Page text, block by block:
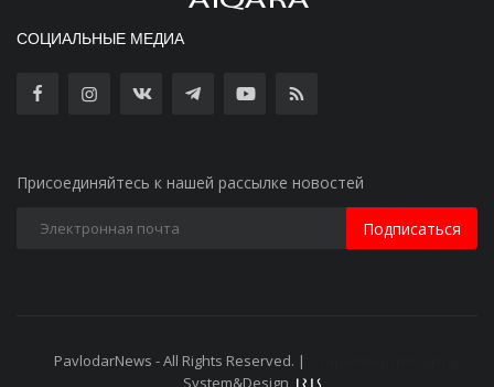
СОЦИАЛЬНЫЕ МЕДИА
Присоединяйтесь к нашей рассылке новостей
Подписаться
PavlodarNews - All Rights Reserved. |